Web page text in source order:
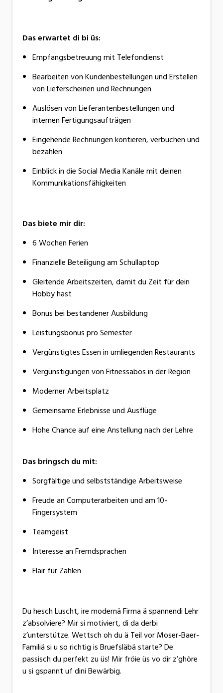
Das erwartet di bi üs:
Empfangsbetreuung mit Telefondienst
Bearbeiten von Kundenbestellungen und Erstellen
von Lieferscheinen und Rechnungen
Auslösen von Lieferantenbestellungen und
internen Fertigungsaufträgen
Eingehende Rechnungen kontieren, verbuchen und
bezahlen
Einblick in die Social Media Kanäle mit deinen
Kommunikationsfähigkeiten
Das biete mir dir:
6 Wochen Ferien
Finanzielle Beteiligung am Schullaptop
Gleitende Arbeitszeiten, damit du Zeit für dein
Hobby hast
Bonus bei bestandener Ausbildung
Leistungsbonus pro Semester
Vergünstigtes Essen in umliegenden Restaurants
Vergünstigungen von Fitnessabos in der Region
Moderner Arbeitsplatz
Gemeinsame Erlebnisse und Ausflüge
Hohe Chance auf eine Anstellung nach der Lehre
Das bringsch du mit:
Sorgfältige und selbstständige Arbeitsweise
Freude an Computerarbeiten und am 10-
Fingersystem
Teamgeist
Interesse an Fremdsprachen
Flair für Zahlen
Du hesch Luscht, ire modernä Firma ä spannendi Lehr
z’absolviere? Mir si motiviert, di da derbi
z’unterstütze. Wettsch oh du ä Teil vor Moser-Baer-
Familiä si u so richtig is Bruefsläbä starte? De
passisch du perfekt zu üs! Mir fröie üs vo dir z’ghöre
u si gspannt uf dini Bewärbig.